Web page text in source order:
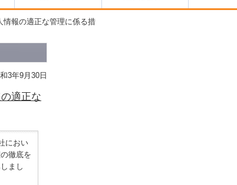
報の適正な管理に係る措
3年9月30日
適正な
におい
徹底を
まし